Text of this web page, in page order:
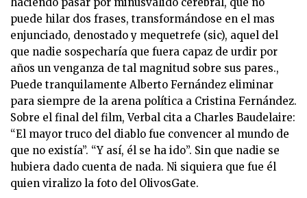
puede hilar dos frases, transformándose en el mas
enjunciado, denostado y mequetrefe (sic), aquel del
que nadie sospecharía que fuera capaz de urdir por
años un venganza de tal magnitud sobre sus pares.,
Puede tranquilamente Alberto Fernández eliminar
para siempre de la arena política a Cristina Fernández.
Sobre el final del film, Verbal cita a Charles Baudelaire:
“El mayor truco del diablo fue convencer al mundo de
que no existía”. “Y así, él se ha ido”. Sin que nadie se
hubiera dado cuenta de nada. Ni siquiera que fue él
quien viralizo la foto del OlivosGate.